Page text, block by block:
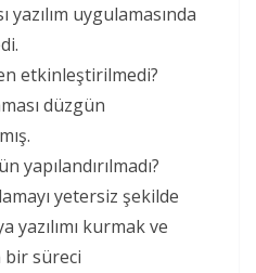
yazılım uygulamasında
etkinleştirilmedi?
düzgün
yapılandırılmadı?
yetersiz şekilde
yazılımı kurmak ve
bir süreci